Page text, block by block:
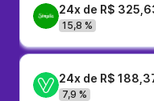
24x de R$
15,8 %
24x de R$
7,9 %